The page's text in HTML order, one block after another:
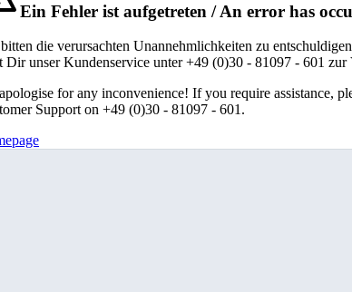
Ein Fehler ist aufgetreten / An error has
die verursachten Unannehmlichkeiten zu
Dir unser Kundenservice unter +49 (0)30 - 81097 - 601 zur
for any inconvenience! If you require assistance,
Support on +49 (0)30 - 81097 - 601.